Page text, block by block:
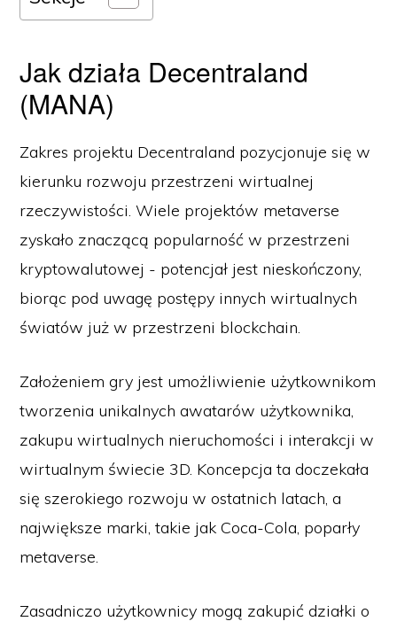
Jak działa Decentraland
(MANA)
Zakres projektu Decentraland pozycjonuje się w
kierunku rozwoju przestrzeni wirtualnej
rzeczywistości. Wiele projektów metaverse
zyskało znaczącą popularność w przestrzeni
kryptowalutowej - potencjał jest nieskończony,
biorąc pod uwagę postępy innych wirtualnych
światów już w przestrzeni blockchain.
Założeniem gry jest umożliwienie użytkownikom
tworzenia unikalnych awatarów użytkownika,
zakupu wirtualnych nieruchomości i interakcji w
wirtualnym świecie 3D. Koncepcja ta doczekała
się szerokiego rozwoju w ostatnich latach, a
największe marki, takie jak Coca-Cola, poparły
metaverse.
Zasadniczo użytkownicy mogą zakupić działki o